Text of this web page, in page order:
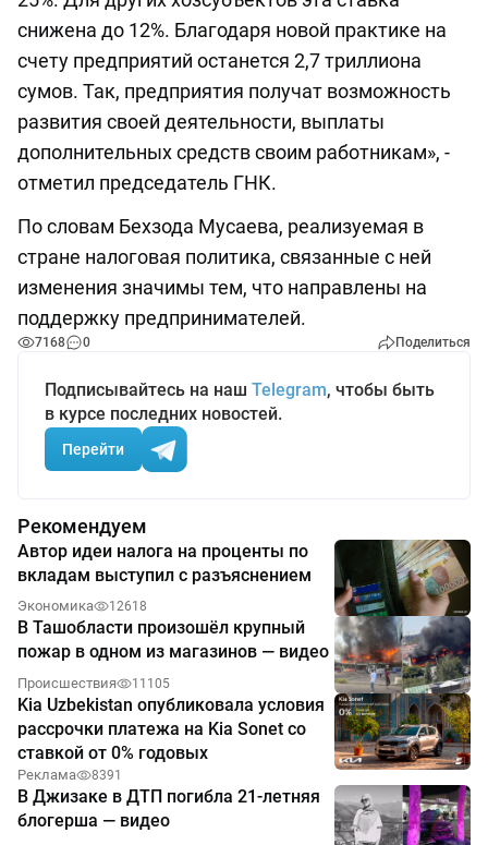
снижена до 12%. Благодаря новой практике на
счету предприятий останется 2,7 триллиона
сумов. Так, предприятия получат возможность
развития своей деятельности, выплаты
дополнительных средств своим работникам», -
отметил председатель ГНК.
По словам Бехзода Мусаева, реализуемая в
стране налоговая политика, связанные с ней
изменения значимы тем, что направлены на
поддержку предпринимателей.
7168 0 Поделиться
Подписывайтесь на наш Telegram, чтобы быть
в курсе последних новостей.
Перейти
Рекомендуем
Автор идеи налога на проценты по
вкладам выступил с разъяснением
Экономика 12618
В Ташобласти произошёл крупный
пожар в одном из магазинов — видео
Происшествия 11105
Kia Uzbekistan опубликовала условия
рассрочки платежа на Kia Sonet со
ставкой от 0% годовых
Реклама 8391
В Джизаке в ДТП погибла 21-летняя
блогерша — видео